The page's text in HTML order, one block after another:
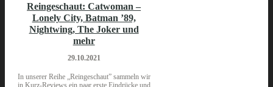
Reingeschaut: Catwoman –
Lonely City, Batman ’89,
Nightwing, The Joker und
mehr
29.10.2021
In unserer Reihe „Reingeschaut” sammeln wir
in Kurz-Reviews ein paar erste Eindrücke und